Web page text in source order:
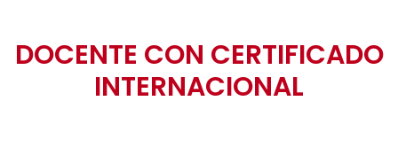
DOCENTE CON CERTIFICADO
INTERNACIONAL